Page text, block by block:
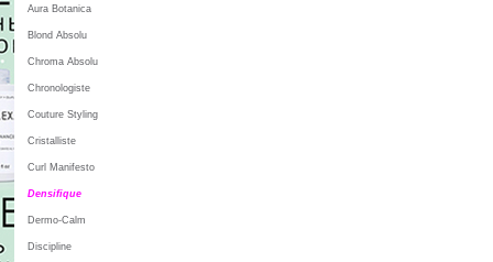
Aura Botanica
Blond Absolu
Chroma Absolu
Chronologiste
Couture Styling
Cristalliste
Curl Manifesto
Densifique
Dermo-Calm
Discipline